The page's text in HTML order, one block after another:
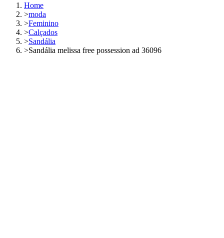
Home
>moda
>Feminino
>Calçados
>Sandália
>Sandália melissa free possession ad 36096